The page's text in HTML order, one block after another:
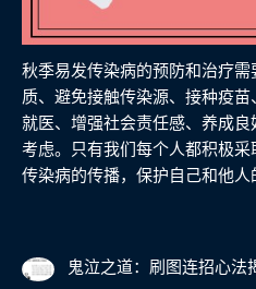
秋季易发传染病的预防和治疗
质、避免接触传染源、接种疫
就医、增强社会责任感、养成
考虑。只有我们每个人都积极
传染病的传播，保护自己和他人
鬼泣之道：刷图连招心法